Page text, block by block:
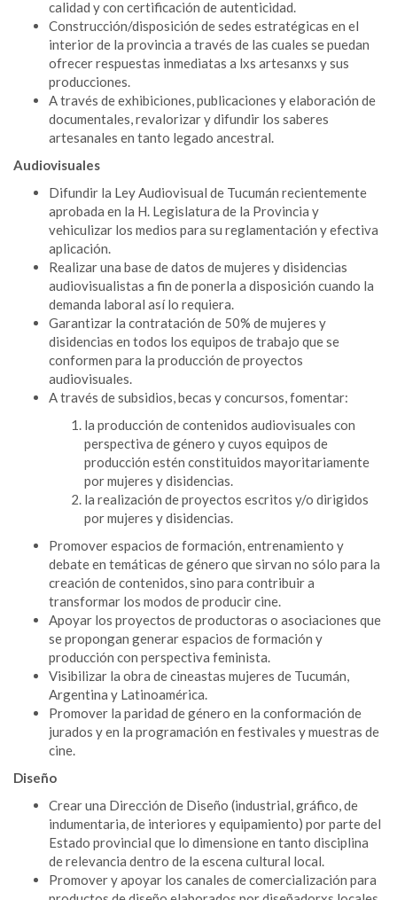
calidad y con certificación de autenticidad.
Construcción/disposición de sedes estratégicas en el
interior de la provincia a través de las cuales se puedan
ofrecer respuestas inmediatas a lxs artesanxs y sus
producciones.
A través de exhibiciones, publicaciones y elaboración de
documentales, revalorizar y difundir los saberes
artesanales en tanto legado ancestral.
Audiovisuales
Difundir la Ley Audiovisual de Tucumán recientemente
aprobada en la H. Legislatura de la Provincia y
vehiculizar los medios para su reglamentación y efectiva
aplicación.
Realizar una base de datos de mujeres y disidencias
audiovisualistas a fin de ponerla a disposición cuando la
demanda laboral así lo requiera.
Garantizar la contratación de 50% de mujeres y
disidencias en todos los equipos de trabajo que se
conformen para la producción de proyectos
audiovisuales.
A través de subsidios, becas y concursos, fomentar:
la producción de contenidos audiovisuales con
perspectiva de género y cuyos equipos de
producción estén constituidos mayoritariamente
por mujeres y disidencias.
la realización de proyectos escritos y/o dirigidos
por mujeres y disidencias.
Promover espacios de formación, entrenamiento y
debate en temáticas de género que sirvan no sólo para la
creación de contenidos, sino para contribuir a
transformar los modos de producir cine.
Apoyar los proyectos de productoras o asociaciones que
se propongan generar espacios de formación y
producción con perspectiva feminista.
Visibilizar la obra de cineastas mujeres de Tucumán,
Argentina y Latinoamérica.
Promover la paridad de género en la conformación de
jurados y en la programación en festivales y muestras de
cine.
Diseño
Crear una Dirección de Diseño (industrial, gráfico, de
indumentaria, de interiores y equipamiento) por parte del
Estado provincial que lo dimensione en tanto disciplina
de relevancia dentro de la escena cultural local.
Promover y apoyar los canales de comercialización para